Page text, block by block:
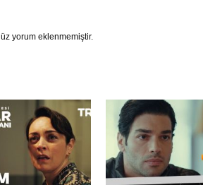
yorum eklenmemiştir.